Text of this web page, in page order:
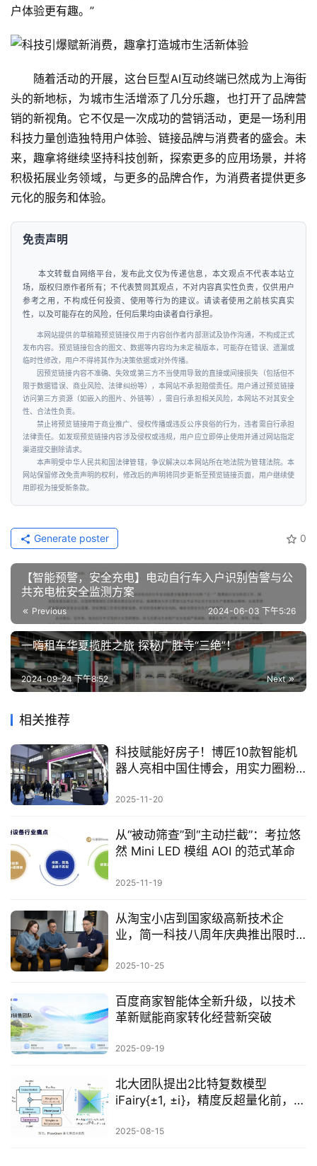
户体验更有趣。”
随着活动的开展，这台巨型AI互动终端已然成为上海街
头的新地标，为城市生活增添了几分乐趣，也打开了品牌营
销的新视角。它不仅是一次成功的营销活动，更是一场利用
科技力量创造独特用户体验、链接品牌与消费者的盛会。未
来，趣拿将继续坚持科技创新，探索更多的应用场景，并将
积极拓展业务领域，与更多的品牌合作，为消费者提供更多
元化的服务和体验。
免责声明
本文转载自网络平台，发布此文仅为传递信息，本文观点不代表本站立
场，版权归原作者所有；不代表赞同其观点，不对内容真实性负责，仅供用户
参考之用，不构成任何投资、使用等行为的建议。请读者使用之前核实真实
性，以及可能存在的风险，任何后果均由读者自行承担。
本网站提供的草稿箱预览链接仅用于内容创作者内部测试及协作沟通，不构成正式
发布内容。预览链接包含的图文、数据等内容均为未定稿版本，可能存在错误、遗漏或
临时性修改，用户不得将其作为决策依据或对外传播。
因预览链接内容不准确、失效或第三方不当使用导致的直接或间接损失（包括但不
限于数据错误、商业风险、法律纠纷等），本网站不承担赔偿责任。用户通过预览链接
访问第三方资源（如嵌入的图片、外链等），需自行承担相关风险，本网站不对其安全
性、合法性负责。
禁止将预览链接用于商业推广、侵权传播或违反公序良俗的行为，违者需自行承担
法律责任。如发现预览链接内容涉及侵权或违规，用户应立即停止使用并通过网站指定
渠道提交删除请求。
本声明受中华人民共和国法律管辖，争议解决以本网站所在地法院为管辖法院。本
网站保留修改免责声明的权利，修改后的声明将同步更新至预览链接页面，用户继续使
用即视为接受新条款。
0
Generate poster
【智能预警，安全充电】电动自行车入户识别告警与公
共充电桩安全监测方案
Previous 2024-06-03 下午5:26
一嗨租车华夏揽胜之旅 探秘广胜寺“三绝”！
Next
2024-09-24 下午8:52
相关推荐
科技赋能好房子！博匠10款智能机
器人亮相中国住博会，用实力圈粉
2025-11-20
从“被动筛查”到“主动拦截”：考拉悠
然 Mini LED 模组 AOI 的范式革命
2025-11-19
从淘宝小店到国家级高新技术企
业，简一科技八周年庆典推出限时
2025-10-25
百度商家智能体全新升级，以技术
革新赋能商家转化经营新突破
2025-09-19
北大团队提出2比特复数模型
iFairy{±1, ±i}，精度反超量化前，可
2025-08-15